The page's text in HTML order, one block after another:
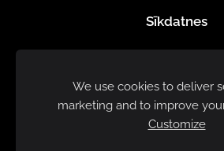
Sīkdatnes
We use cookies to deliver
marketing and to improve
Customize